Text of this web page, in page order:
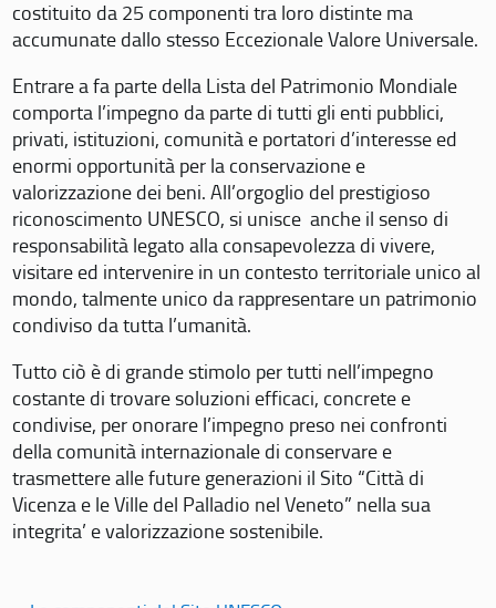
costituito da 25 componenti tra loro distinte ma
accumunate dallo stesso Eccezionale Valore Universale.
Entrare a fa parte della Lista del Patrimonio Mondiale
comporta l’impegno da parte di tutti gli enti pubblici,
privati, istituzioni, comunità e portatori d’interesse ed
enormi opportunità per la conservazione e
valorizzazione dei beni. All’orgoglio del prestigioso
riconoscimento UNESCO, si unisce anche il senso di
responsabilità legato alla consapevolezza di vivere,
visitare ed intervenire in un contesto territoriale unico al
mondo, talmente unico da rappresentare un patrimonio
condiviso da tutta l’umanità.
Tutto ciò è di grande stimolo per tutti nell’impegno
costante di trovare soluzioni efficaci, concrete e
condivise, per onorare l’impegno preso nei confronti
della comunità internazionale di conservare e
trasmettere alle future generazioni il Sito “Città di
Vicenza e le Ville del Palladio nel Veneto” nella sua
integrita’ e valorizzazione sostenibile.